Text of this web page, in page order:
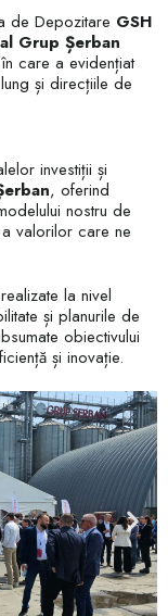
de Depozitare GSH
Grup Șerban
care a evidențiat
și direcțiile de
investiții și
, oferind
nostru de
valorilor care ne
la nivel
și planurile de
obiectivului
și inovație.